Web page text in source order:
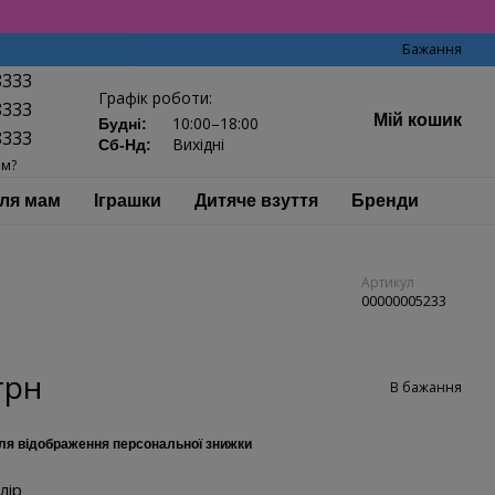
Бажання
Графік роботи:
Будні: 10:00–18:00
Сб-Нд: Вихідні
Мій кошик
мам Іграшки Дитяче взуття Бренди
Артикул
00000005233
В бажання
відображення персональної знижки